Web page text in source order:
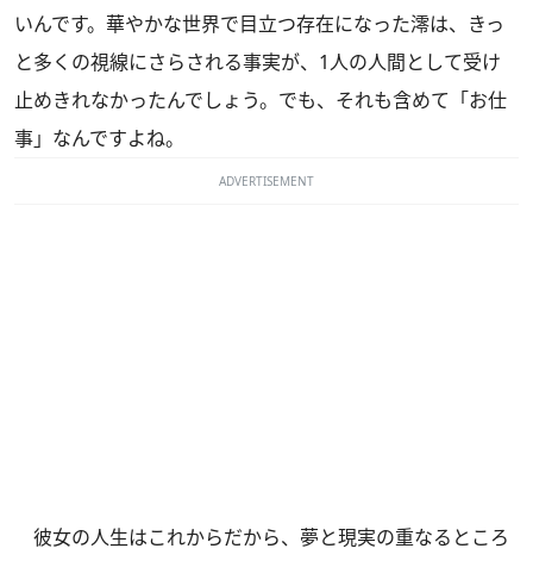
いんです。華やかな世界で目立つ存在になった澪は、きっ
と多くの視線にさらされる事実が、1人の人間として受け
止めきれなかったんでしょう。でも、それも含めて「お仕
事」なんですよね。
ADVERTISEMENT
彼女の人生はこれからだから、夢と現実の重なるところ